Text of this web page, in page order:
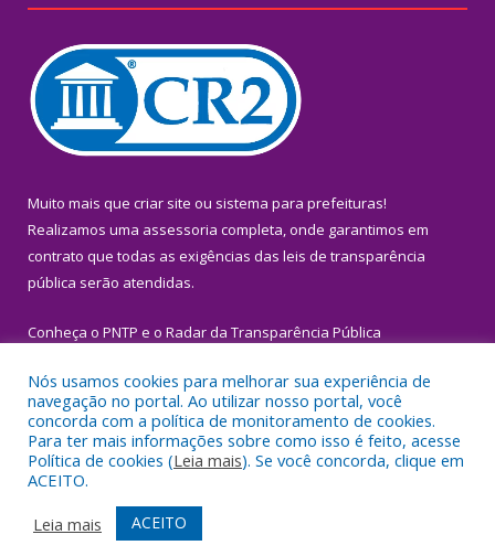
Muito mais que criar site ou sistema para prefeituras!
Realizamos uma assessoria completa, onde garantimos em
contrato que todas as exigências das leis de transparência
pública serão atendidas.
Conheça o PNTP e o Radar da Transparência Pública
Todos os direitos reservados a Prefeitura Municipal de Igarapé-
Miri.
Mapa do Site
Acessar Área Administrativa
Acessar Webmail
Nós usamos cookies para melhorar sua experiência de
navegação no portal. Ao utilizar nosso portal, você
concorda com a política de monitoramento de cookies.
Para ter mais informações sobre como isso é feito, acesse
Política de cookies (Leia mais). Se você concorda, clique em
ACEITO.
Leia mais
ACEITO